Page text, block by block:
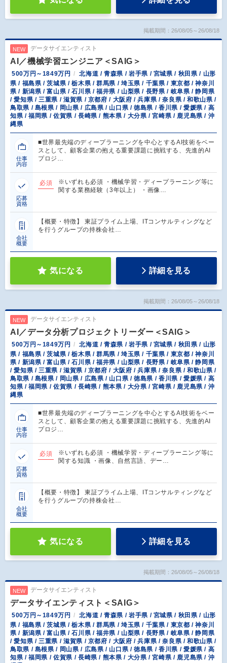
掲載期間：26/08/05～26/08/18
NEW データサイエンティスト
AI／機械学習エンジニア＜SAIG＞
500万円～1849万円
北海道 / 青森県 / 岩手県 / 宮城県 / 秋田県 / 山形
県 / 福島県 / 茨城県 / 栃木県 / 群馬県 / 埼玉県 / 千葉県 / 東京都 / 神奈川
県 / 新潟県 / 富山県 / 石川県 / 福井県 / 山梨県 / 長野県 / 岐阜県 / 静岡県
/ 愛知県 / 三重県 / 滋賀県 / 京都府 / 大阪府 / 兵庫県 / 奈良県 / 和歌山県 /
鳥取県 / 島根県 / 岡山県 / 広島県 / 山口県 / 徳島県 / 香川県 / 愛媛県 / 高
知県 / 福岡県 / 佐賀県 / 長崎県 / 熊本県 / 大分県 / 宮崎県 / 鹿児島県 / 沖
縄県
仕事
内容
■世界最先端のディープラーニングを中心とするAI技術をベー
スとして、顧客企業の抱える重要課題に挑戦する、先進的AI
プロジ…
応募
資格
必須
※いずれも必須 ・機械学習・ディープラーニング等に
関する業務経験（3年以上） ・画像…
会社
概要
【概要・特徴】 東証プライム上場、ITコンサルティングなど
を行うグループの持株会社…
気になる 詳細を見る
掲載期間：26/08/05～26/08/18
NEW データサイエンティスト
AI／データ分析プロジェクトリーダー＜SAIG＞
500万円～1849万円
北海道 / 青森県 / 岩手県 / 宮城県 / 秋田県 / 山形
県 / 福島県 / 茨城県 / 栃木県 / 群馬県 / 埼玉県 / 千葉県 / 東京都 / 神奈川
県 / 新潟県 / 富山県 / 石川県 / 福井県 / 山梨県 / 長野県 / 岐阜県 / 静岡県
/ 愛知県 / 三重県 / 滋賀県 / 京都府 / 大阪府 / 兵庫県 / 奈良県 / 和歌山県 /
鳥取県 / 島根県 / 岡山県 / 広島県 / 山口県 / 徳島県 / 香川県 / 愛媛県 / 高
知県 / 福岡県 / 佐賀県 / 長崎県 / 熊本県 / 大分県 / 宮崎県 / 鹿児島県 / 沖
縄県
仕事
内容
■世界最先端のディープラーニングを中心とするAI技術をベー
スとして、顧客企業の抱える重要課題に挑戦する、先進的AI
プロジ…
応募
資格
必須
※いずれも必須 ・機械学習・ディープラーニング等に
関する知識 ・画像、自然言語、デー…
会社
概要
【概要・特徴】 東証プライム上場、ITコンサルティングなど
を行うグループの持株会社…
気になる 詳細を見る
掲載期間：26/08/05～26/08/18
NEW データサイエンティスト
データサイエンティスト＜SAIG＞
500万円～1849万円
北海道 / 青森県 / 岩手県 / 宮城県 / 秋田県 / 山形
県 / 福島県 / 茨城県 / 栃木県 / 群馬県 / 埼玉県 / 千葉県 / 東京都 / 神奈川
県 / 新潟県 / 富山県 / 石川県 / 福井県 / 山梨県 / 長野県 / 岐阜県 / 静岡県
/ 愛知県 / 三重県 / 滋賀県 / 京都府 / 大阪府 / 兵庫県 / 奈良県 / 和歌山県 /
鳥取県 / 島根県 / 岡山県 / 広島県 / 山口県 / 徳島県 / 香川県 / 愛媛県 / 高
知県 / 福岡県 / 佐賀県 / 長崎県 / 熊本県 / 大分県 / 宮崎県 / 鹿児島県 / 沖